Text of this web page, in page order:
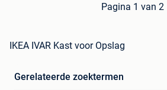
Pagina 1 van 2
IKEA IVAR Kast voor Opslag
Gerelateerde zoektermen